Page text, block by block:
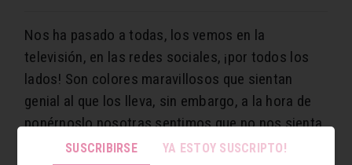
Nos ha pasado a todas, los vemos en la
televisión, en las redes sociales, ¡por todos los
lados! Son colores maravillosos que sientan
genial al que los lleva, sin embargo, a la hora de
ponérnoslo nosotras sentimos que no nos sienta
igual. Desde aquí te invitamos a que, ante todo,
SUSCRIBIRSE YA ESTOY SUSCRIPTO!